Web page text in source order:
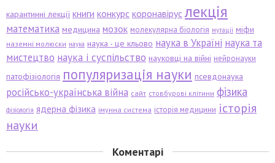
карантинні лекції книги конкурс коронавірус лекція
математика медицина мозок молекулярна біологія мутації міфи
наземні молюски наука наука - це кльово наука в Україні наука та
мистецтво наука і суспільство науковці на війні нейронауки
патофізіологія популяризація науки псевдонаука
російсько-українська війна сайт стовбурові клітини фізика
фізіологія ядерна фізика імунна система історія медицини історія
науки
Коментарі